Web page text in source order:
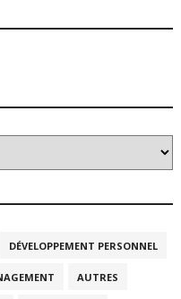
DÉVELOPPEMENT PERSONNEL
AUTRES